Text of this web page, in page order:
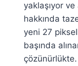
Özyar
yaklaşıyor
hakkında
yeni 27
başında